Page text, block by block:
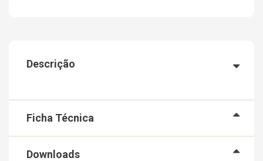
Descrição
Ficha Técnica
Downloads